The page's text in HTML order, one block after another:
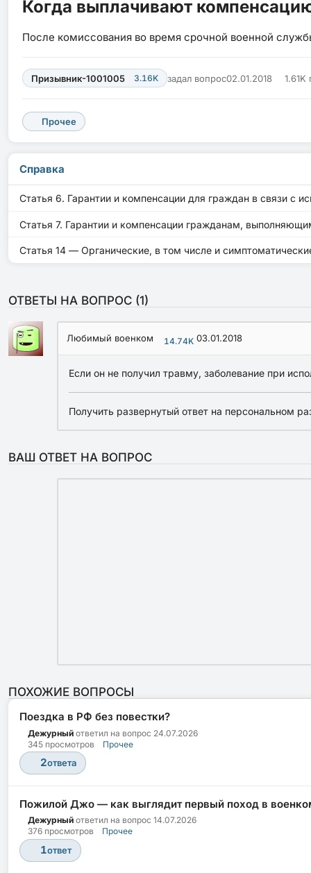
Когда выплачивают
После комиссования во время срочной военной
Призывник-1001005 3.16K задал вопрос02.01.2018 1.61K
Прочее
Справка
Статья 6. Гарантии и компенсации для граждан в связи с
Статья 7. Гарантии и компенсации гражданам,
Статья 14 — Органические, в том числе и
ОТВЕТЫ НА ВОПРОС (1)
Любимый военком 14.74K 03.01.2018
Если он не получил травму, заболевание при
Получить развернутый ответ на персональном
ВАШ ОТВЕТ НА ВОПРОС
ПОХОЖИЕ ВОПРОСЫ
Поездка в РФ без повестки?
Дежурный ответил на вопрос 24.07.2026
345 просмотров
Прочее
2ответа
Пожилой Джо — как выглядит первый поход в
Дежурный ответил на вопрос 14.07.2026
376 просмотров
Прочее
1ответ